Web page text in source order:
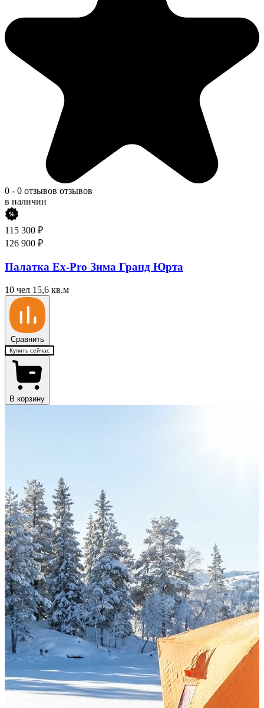
0 - 0 отзывов отзывов
в наличии
115 300 ₽
126 900 ₽
Палатка Ex-Pro Зима Гранд Юрта
10 чел 15,6 кв.м
Сравнить
Купить сейчас
В корзину